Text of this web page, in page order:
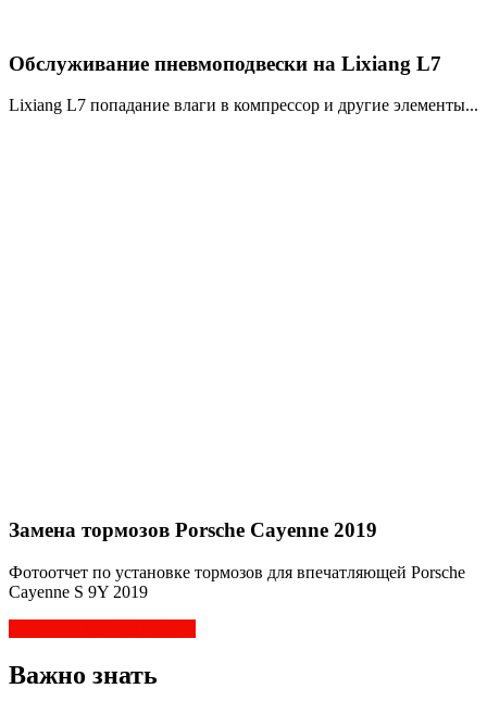
Обслуживание пневмоподвески на Lixiang L7
Lixiang L7 попадание влаги в компрессор и другие элементы...
Замена тормозов Porsche Cayenne 2019
Фотоотчет по установке тормозов для впечатляющей Porsche
Cayenne S 9Y 2019
Важно знать